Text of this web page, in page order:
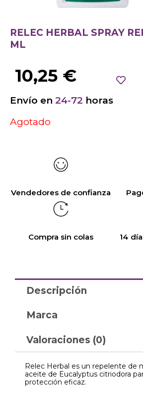
RELEC HERBAL SPRAY
ML
10,25 €
Envío en 24-72 horas
Agotado
Vendedores de confianza
Compra sin colas 14
Descripción
Marca
Valoraciones (0)
Relec Herbal es un repelente de
aceite de Eucalyptus citriodora
protección eficaz.